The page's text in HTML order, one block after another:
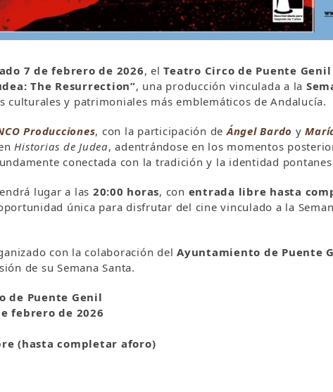
7 de febrero de 2026, elTeatro Circo de Puente Genil
The Resurrection”, una producción vinculada a la
culturales y patrimoniales más emblemáticos de Andalucía.
Producciones, con la participación deÁngel Bardo y
Historias de Judea, adentrándose en los momentos
conectada con la tradición y la identidad
lugar a las 20:00 horas, con entrada libre hasta
única para disfrutar del cine vinculado a la
con la colaboración del Ayuntamiento de Puente
de su Semana Santa.
de Puente Genil
febrero de 2026
(hasta completar aforo)